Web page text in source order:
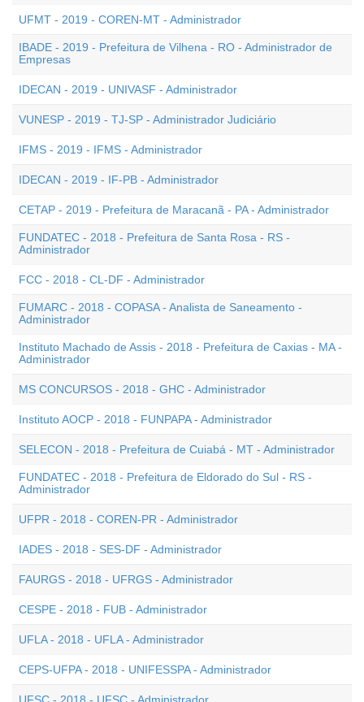
UFMT - 2019 - COREN-MT - Administrador
IBADE - 2019 - Prefeitura de Vilhena - RO - Administrador de
Empresas
IDECAN - 2019 - UNIVASF - Administrador
VUNESP - 2019 - TJ-SP - Administrador Judiciário
IFMS - 2019 - IFMS - Administrador
IDECAN - 2019 - IF-PB - Administrador
CETAP - 2019 - Prefeitura de Maracanã - PA - Administrador
FUNDATEC - 2018 - Prefeitura de Santa Rosa - RS -
Administrador
FCC - 2018 - CL-DF - Administrador
FUMARC - 2018 - COPASA - Analista de Saneamento -
Administrador
Instituto Machado de Assis - 2018 - Prefeitura de Caxias - MA -
Administrador
MS CONCURSOS - 2018 - GHC - Administrador
Instituto AOCP - 2018 - FUNPAPA - Administrador
SELECON - 2018 - Prefeitura de Cuiabá - MT - Administrador
FUNDATEC - 2018 - Prefeitura de Eldorado do Sul - RS -
Administrador
UFPR - 2018 - COREN-PR - Administrador
IADES - 2018 - SES-DF - Administrador
FAURGS - 2018 - UFRGS - Administrador
CESPE - 2018 - FUB - Administrador
UFLA - 2018 - UFLA - Administrador
CEPS-UFPA - 2018 - UNIFESSPA - Administrador